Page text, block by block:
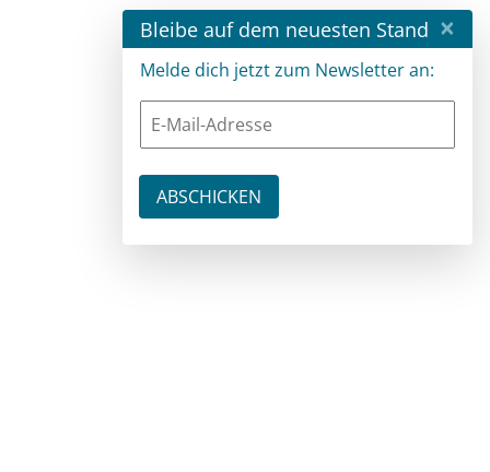
Bleibe auf dem neuesten Stand ×
Melde dich jetzt zum Newsletter an: